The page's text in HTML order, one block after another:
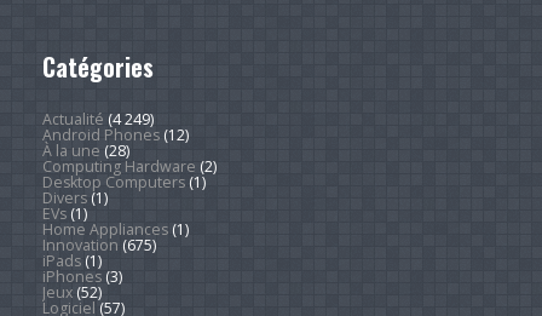
Catégories
Actualité (4 249)
Android Phones(12)
À la une (28)
Computing Hardware (2)
Desktop Computers(1)
Divers(1)
EVs(1)
Home Appliances(1)
Innovation (675)
iPads(1)
iPhones(3)
Jeux(52)
Logiciel (57)